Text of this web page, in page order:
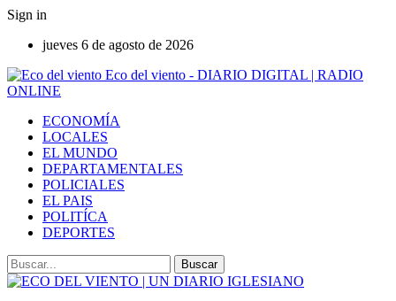
Sign in
jueves 6 de agosto de 2026
Eco del viento - DIARIO DIGITAL | RADIO
ONLINE
ECONOMÍA
LOCALES
EL MUNDO
DEPARTAMENTALES
POLICIALES
EL PAIS
POLITÍCA
DEPORTES